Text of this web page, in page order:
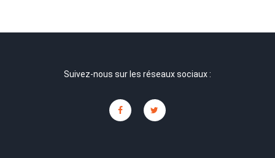
Suivez-nous sur les réseaux sociaux :